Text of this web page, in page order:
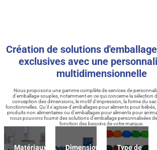
Création de solutions
exclusives avec une
multidimensionnelle
Nous proposons une gamme complète de services de
d'emballage souples, notamment en ce qui concerne la sélection
conception des dimensions, le motif d'impression, la forme du sac
fonctionnelles. Qu'il s'agisse d'emballages pour aliments pour
produits non alimentaires ou d'emballages pour aliments pour
nous pouvons fournir des solutions d'emballage personnalisées
fonction des besoins de votre marque.
Matériaux Dimension Type de